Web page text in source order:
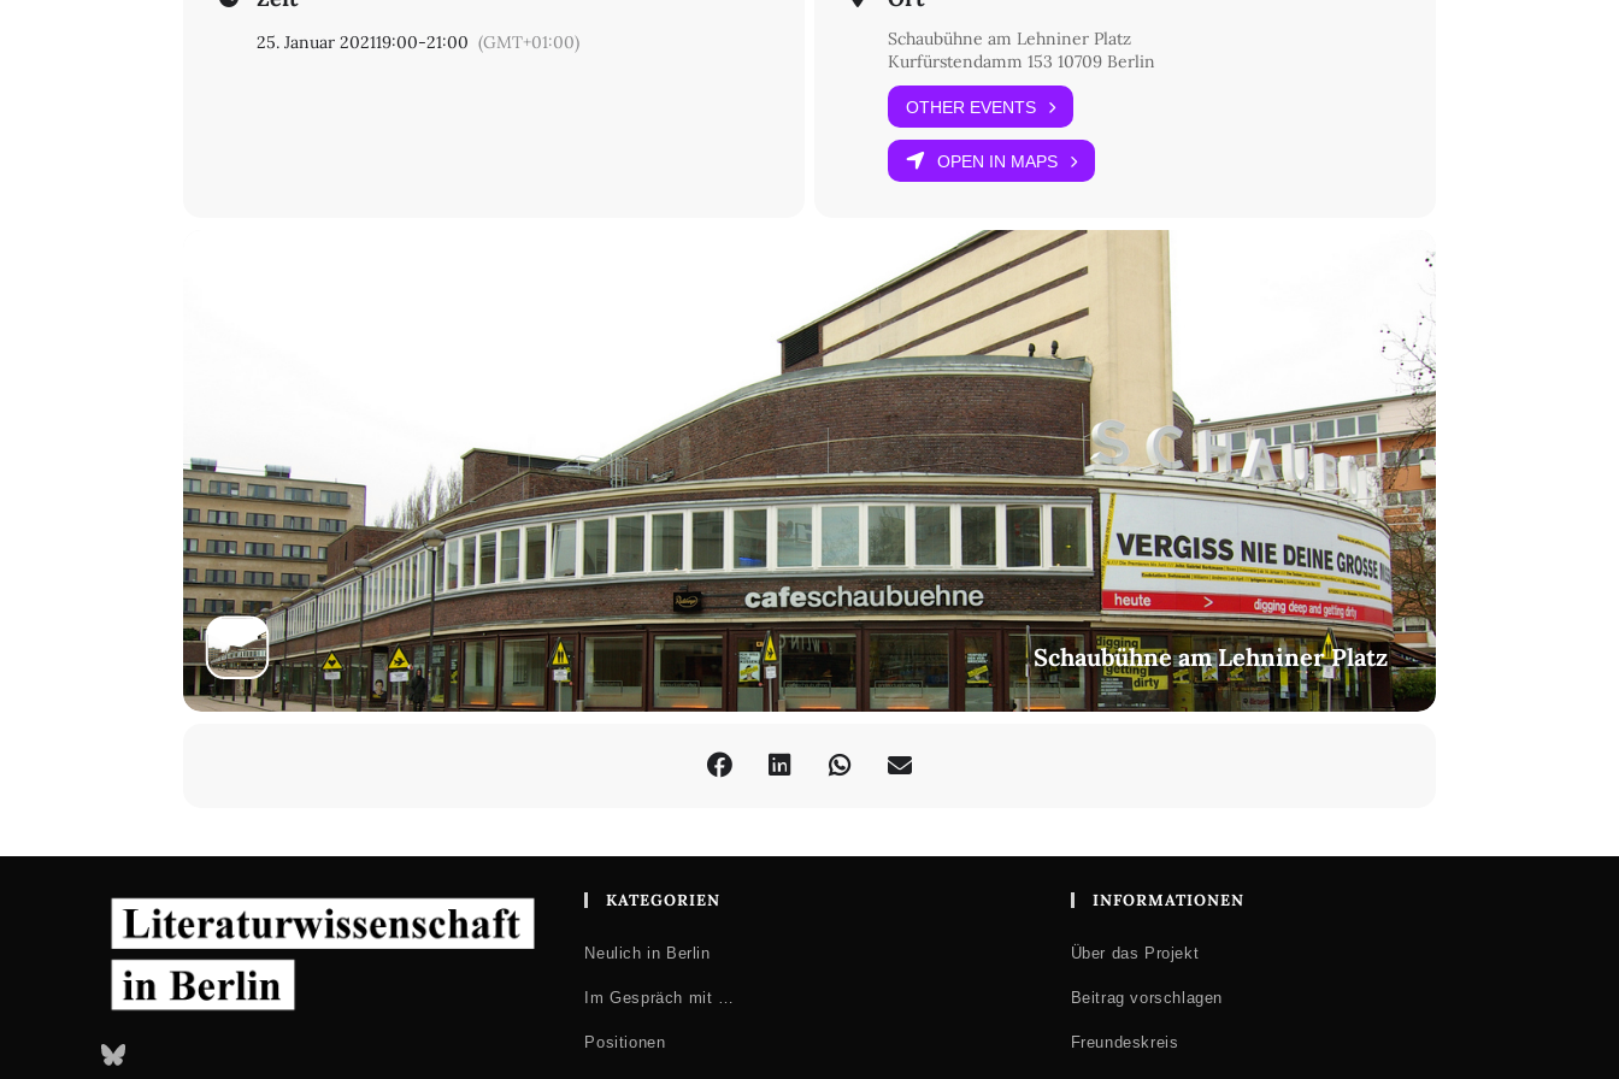
25. Januar 202119:00-21:00 (GMT+01:00)
Schaubühne am Lehniner Platz
Kurfürstendamm 153 10709 Berlin
OTHER EVENTS
OPEN IN MAPS
Schaubühne am Lehniner Platz
Bluesky
KATEGORIEN
Neulich in Berlin
Im Gespräch mit …
Positionen
INFORMATIONEN
Über das Projekt
Beitrag vorschlagen
Freundeskreis